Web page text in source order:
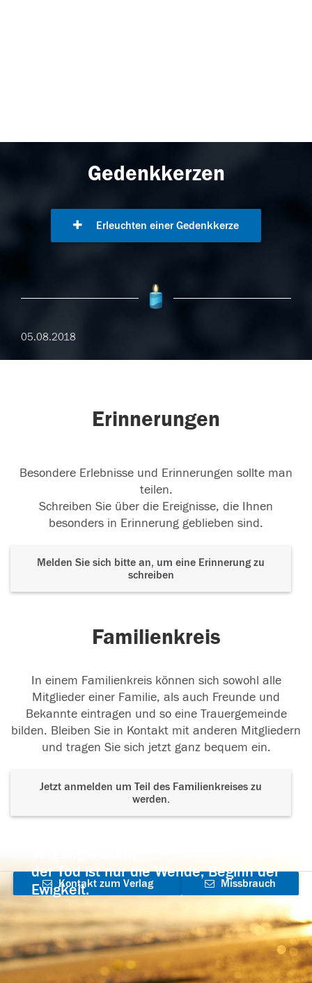
Gedenkkerzen
Erleuchten einer Gedenkkerze
05.08.2018
Erinnerungen
Besondere Erlebnisse und Erinnerungen sollte man
teilen.
Schreiben Sie über die Ereignisse, die Ihnen
besonders in Erinnerung geblieben sind.
Melden Sie sich bitte an, um eine Erinnerung zu
schreiben
Familienkreis
In einem Familienkreis können sich sowohl alle
Mitglieder einer Familie, als auch Freunde und
Bekannte eintragen und so eine Trauergemeinde
bilden. Bleiben Sie in Kontakt mit anderen Mitgliedern
und tragen Sie sich jetzt ganz bequem ein.
Jetzt anmelden um Teil des Familienkreises zu
werden.
der Tod ist nur die Wende, Beginn der
Ewigkeit.
Kontakt zum Verlag
aufnehmen
Missbrauch